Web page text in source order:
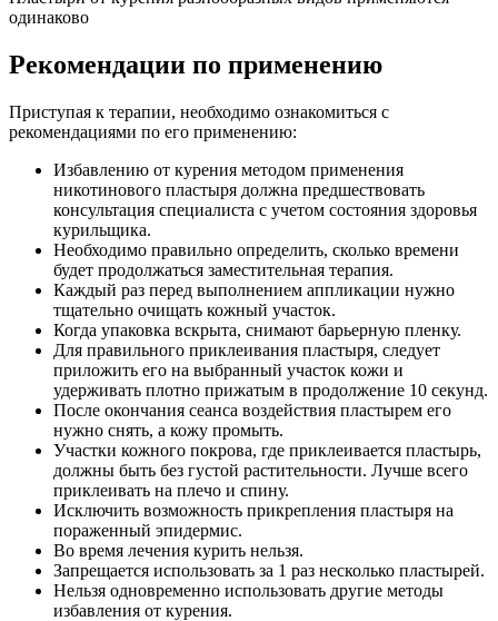
одинаково
Рекомендации по применению
Приступая к терапии, необходимо ознакомиться с
рекомендациями по его применению:
Избавлению от курения методом применения
никотинового пластыря должна предшествовать
консультация специалиста с учетом состояния здоровья
курильщика.
Необходимо правильно определить, сколько времени
будет продолжаться заместительная терапия.
Каждый раз перед выполнением аппликации нужно
тщательно очищать кожный участок.
Когда упаковка вскрыта, снимают барьерную пленку.
Для правильного приклеивания пластыря, следует
приложить его на выбранный участок кожи и
удерживать плотно прижатым в продолжение 10 секунд.
После окончания сеанса воздействия пластырем его
нужно снять, а кожу промыть.
Участки кожного покрова, где приклеивается пластырь,
должны быть без густой растительности. Лучше всего
приклеивать на плечо и спину.
Исключить возможность прикрепления пластыря на
пораженный эпидермис.
Во время лечения курить нельзя.
Запрещается использовать за 1 раз несколько пластырей.
Нельзя одновременно использовать другие методы
избавления от курения.